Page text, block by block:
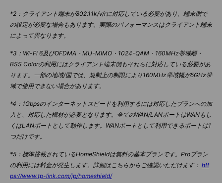
*2：クライアント端末が802.11k/v/rに対応している必要があり、端末側で
の設定が必要な場合もあります。実際のパフォーマンスはクライアント端末
によって異なります。
*3：Wi-Fi 6及びOFDMA・MU-MIMO・1024-QAM・160MHz帯域幅・
BSS Colorの利用にはクライアント端末側もそれらに対応している必要があ
ります。一部の地域/国では、規制上の制限により160MHz帯域幅が5GHz帯
域で使用できない場合があります。
*4：1Gbpsのインターネットスピードを利用するには対応したプランへの加
入と、対応した機材が必要となります。全てのWAN/LANポートはWANもし
くはLANポートとして動作します。WANポートとして利用できるポートは1
つだけです。
*5：標準搭載されているHomeShieldは無料の基本プランです。Proプラン
の利用には料金が発生します。詳細はこちらからご確認いただけます： htt
ps://www.tp-link.com/jp/homeshield/